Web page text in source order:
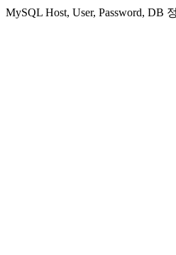
MySQL Host, User, Password, DB